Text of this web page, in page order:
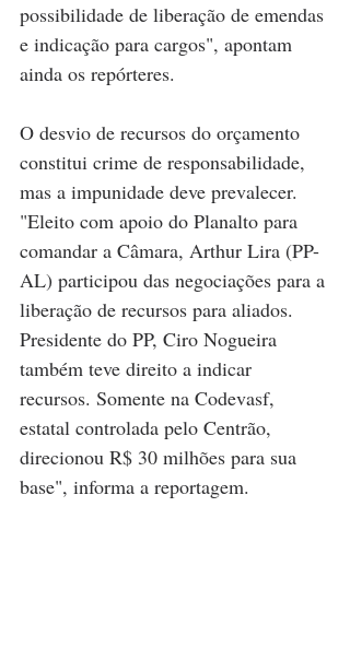
possibilidade de liberação de emendas
e indicação para cargos", apontam
ainda os repórteres.
O desvio de recursos do orçamento
constitui crime de responsabilidade,
mas a impunidade deve prevalecer.
"Eleito com apoio do Planalto para
comandar a Câmara, Arthur Lira (PP-
AL) participou das negociações para a
liberação de recursos para aliados.
Presidente do PP, Ciro Nogueira
também teve direito a indicar
recursos. Somente na Codevasf,
estatal controlada pelo Centrão,
direcionou R$ 30 milhões para sua
base", informa a reportagem.